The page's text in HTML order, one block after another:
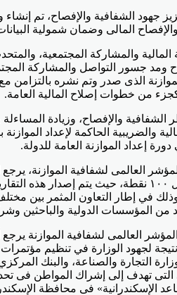
جهود الشفافية والإفصاح، تم
والإفصاح المالى وضمان شمولية
والمشاركة المجتمعية،
ومد جسور التواصل والمشاركة
الذى صدر وتم نشره
من خطوات إصلاح المالية العامة.
والإفصاح، وزيادة
والضريبية الحاكمة لإعداد
إعداد الموازنة العامة للدولة.
العالمى لشفافية الموازنة، يرجع
المعتمدة» ليصل إلى ٦١ نقطة من أصل
في إطار التعاون المثمر بين
من المؤسسات الدولية والباحثين
العالمي المقدر بـ ١٤ نقطة، نتيجة لجهود
التجارة والصناعة، والبنك
تهدف إلى إشراك المواطن فى
الإسكندرانية» فى محافظة